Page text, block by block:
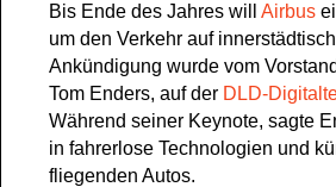
Bis Ende des Jahres will Airbus
um den Verkehr auf
Ankündigung wurde vom
Tom Enders, auf der DLD-
Während seiner Keynote, sagte
in fahrerlose Technologien und
fliegenden Autos.